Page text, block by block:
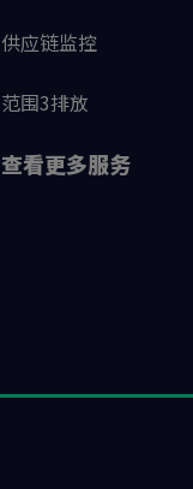
供应链监控
范围3排放
查看更多服务